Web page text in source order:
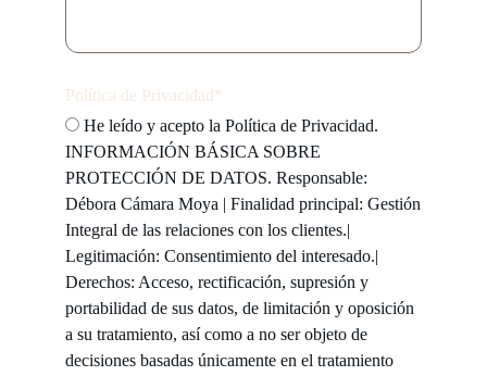
Política de Privacidad*
He leído y acepto la Política de Privacidad.
INFORMACIÓN BÁSICA SOBRE
PROTECCIÓN DE DATOS. Responsable:
Débora Cámara Moya | Finalidad principal: Gestión
Integral de las relaciones con los clientes.|
Legitimación: Consentimiento del interesado.|
Derechos: Acceso, rectificación, supresión y
portabilidad de sus datos, de limitación y oposición
a su tratamiento, así como a no ser objeto de
decisiones basadas únicamente en el tratamiento